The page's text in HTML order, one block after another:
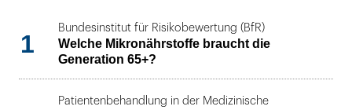
1
Bundesinstitut für Risikobewertung (BfR)
Welche Mikronährstoffe braucht die
Generation 65+?
Patientenbehandlung in der Medizinische